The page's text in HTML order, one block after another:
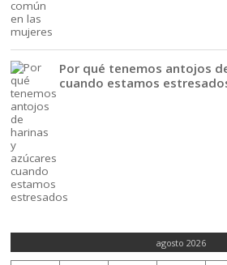
Por qué tenemos antojos
cuando estamos
agosto 2026